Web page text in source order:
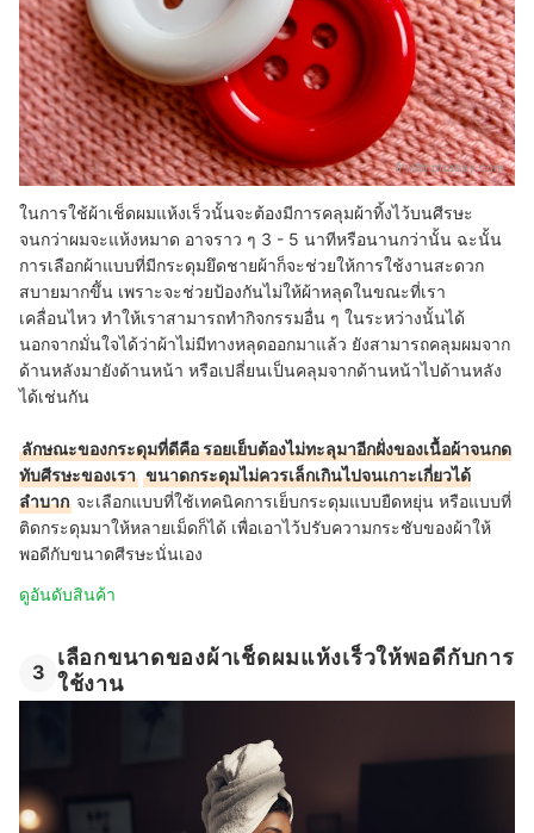
อ้างอิง:pixabay.com
ในการใช้ผ้าเช็ดผมแห้งเร็วนั้นจะต้องมีการคลุมผ้าทิ้งไว้บนศีรษะ
จนกว่าผมจะแห้งหมาด อาจราว ๆ 3 - 5 นาทีหรือนานกว่านั้น ฉะนั้น
การเลือกผ้าแบบที่มีกระดุมยึดชายผ้าก็จะช่วยให้การใช้งานสะดวก
สบายมากขึัน เพราะจะช่วยป้องกันไม่ให้ผ้าหลุดในขณะที่เรา
เคลื่อนไหว ทำให้เราสามารถทำกิจกรรมอื่น ๆ ในระหว่างนั้นได้
นอกจากมั่นใจได้ว่าผ้าไม่มีทางหลุดออกมาแล้ว ยังสามารถคลุมผมจาก
ด้านหลังมายังด้านหน้า หรือเปลี่ยนเป็นคลุมจากด้านหน้าไปด้านหลัง
ได้เช่นกัน
ลักษณะของกระดุมที่ดีคือ รอยเย็บต้องไม่ทะลุมาอีกฝั่งของเนื้อผ้าจนกด
ทับศีรษะของเรา ขนาดกระดุมไม่ควรเล็กเกินไปจนเกาะเกี่ยวได้
ลำบาก จะเลือกแบบที่ใช้เทคนิคการเย็บกระดุมแบบยืดหยุ่น หรือแบบที่
ติดกระดุมมาให้หลายเม็ดก็ได้ เพื่อเอาไว้ปรับความกระชับของผ้าให้
พอดีกับขนาดศีรษะนั่นเอง
ดูอันดับสินค้า
3
เลือกขนาดของผ้าเช็ดผมแห้งเร็วให้พอดีกับการ
ใช้งาน